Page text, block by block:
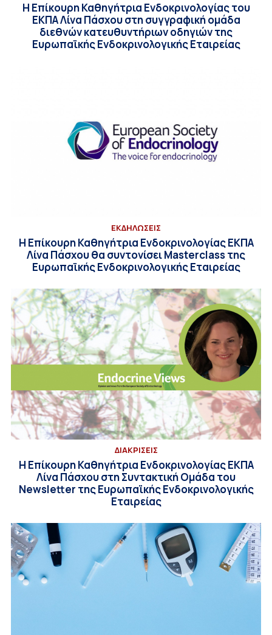
Η Επίκουρη Καθηγήτρια Ενδοκρινολογίας του
ΕΚΠΑ Λίνα Πάσχου στη συγγραφική ομάδα
διεθνών κατευθυντήριων οδηγιών της
Ευρωπαϊκής Ενδοκρινολογικής Εταιρείας
ΕΚΔΗΛΩΣΕΙΣ
Η Επίκουρη Καθηγήτρια Ενδοκρινολογίας ΕΚΠΑ
Λίνα Πάσχου θα συντονίσει Masterclass της
Ευρωπαϊκής Ενδοκρινολογικής Εταιρείας
ΔΙΑΚΡΙΣΕΙΣ
Η Επίκουρη Καθηγήτρια Ενδοκρινολογίας ΕΚΠΑ
Λίνα Πάσχου στη Συντακτική Ομάδα του
Newsletter της Ευρωπαϊκής Ενδοκρινολογικής
Εταιρείας